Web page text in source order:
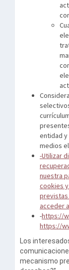
entidad y
medios
-Utilizar
nuestra
cookies
previstas
acceder
-https://
https://
Los
mecanismo